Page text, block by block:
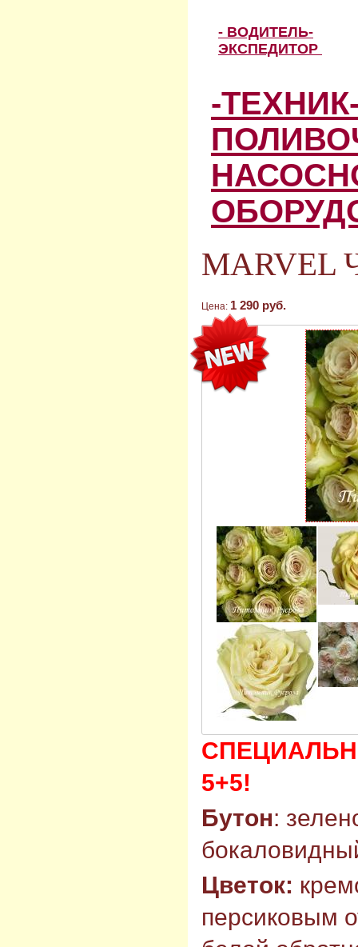
- ВОДИТЕЛЬ-
ЭКСПЕДИТОР
-
MARVEL
Цена: 1 290 руб.
5+5!
Бутон:
Цветок:
персиковым